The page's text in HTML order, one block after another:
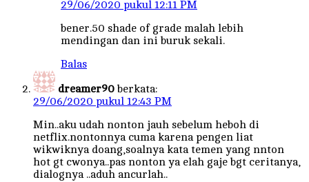
29/06/2020 pukul 12:11 PM
bener.50 shade of grade malah lebih
mendingan dan ini buruk sekali.
Balas
dreamer90 berkata:
29/06/2020 pukul 12:43 PM
Min..aku udah nonton jauh sebelum heboh di
netflix.nontonnya cuma karena pengen liat
wikwiknya doang,soalnya kata temen yang nnton
hot gt cwonya..pas nonton ya elah gaje bgt ceritanya,
dialognya ..aduh ancurlah..